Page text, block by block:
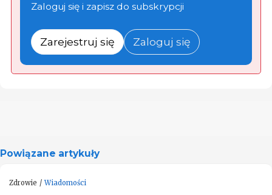
Zaloguj się i zapisz do subskrypcji
Zarejestruj się Zaloguj się
Powiązane artykuły
Zdrowie Wiadomości